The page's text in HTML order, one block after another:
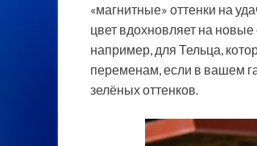
«магнитные» оттенки на
цвет вдохновляет на
например, для Тельца,
переменам, если в вашем
зелёных оттенков.